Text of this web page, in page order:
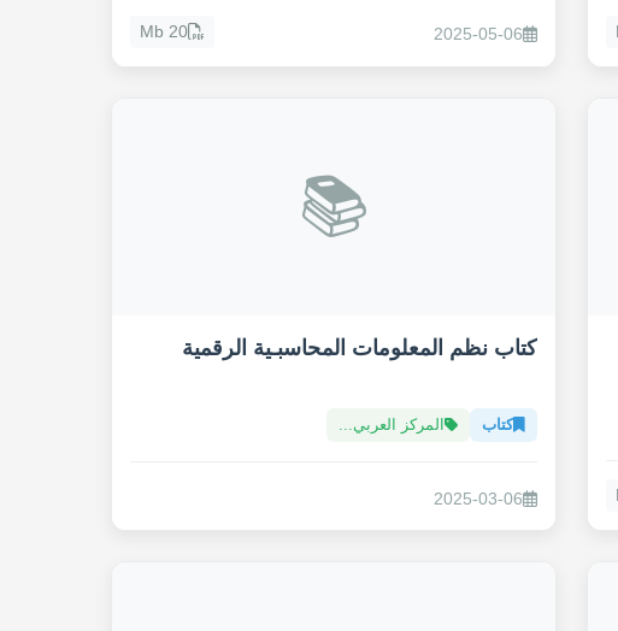
2025-05-06
20 Mb
📚
كتاب نظم المعلومات المحاسبـية الرقمية
كتاب المركز العربي...
2025-03-06